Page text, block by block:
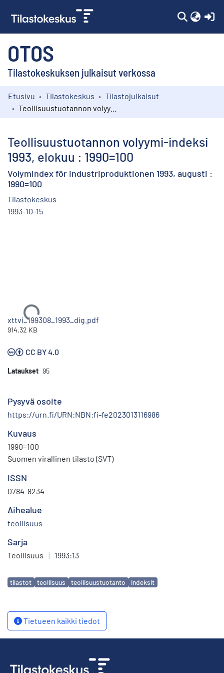
OTOS
Tilastokeskuksen julkaisut verkossa
Kokoelmat
Etusivu Tilastokeskus
Tilastojulkaisut
Teollisuustuotannon volyymi-indeksi
1993, elokuu : 1990=100
Volymindex för industriproduktionen 1993, augusti :
1990=100
Tilastokeskus
1993-10-15
Ladataan...
xttvi_199308_1993_dig.pdf
914.32 KB
CC BY 4.0
Lataukset 95
Pysyvä osoite
https://urn.fi/URN:NBN:fi-fe2023013116986
Kuvaus
1990=100
Suomen virallinen tilasto (SVT)
ISSN
0784-8234
Aihealue
teollisuus
Sarja
Teollisuus | 1993:13
Avainsanat
tilastot teollisuus teollisuustuotanto indeksit
Tietueen kaikki tiedot